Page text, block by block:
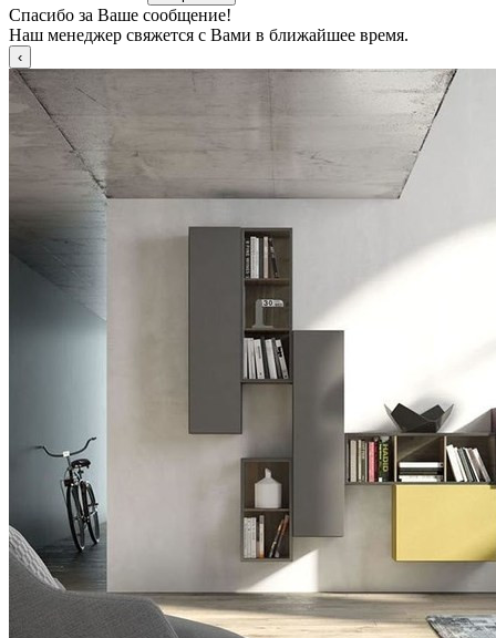
Спасибо за Ваше сообщение!
Наш менеджер свяжется с Вами в ближайшее время.